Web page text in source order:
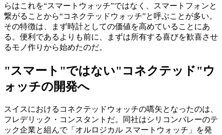
らはこれを“スマートウォッチ”ではなく、スマートフォンと
繋がることから“コネクテッドウォッチ”と呼ぶことが多い。
その特徴は、まず時計としての価値を高めていることにあ
る。便利であるよりも前に、まずは所有する喜びを歓喜させ
るモノ作りから始めたのだ。
"スマート"ではない"コネクテッド"ウ
ォッチの開発へ
スイスにおけるコネクテッドウォッチの嚆矢となったのは、
フレデリック・コンスタントだ。同社はシリコンバレーのテ
ック企業と組んで「オルロジカル スマートウォッチ」を発